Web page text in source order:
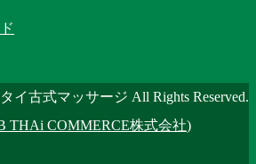
イ古式マッサージ All Rights Reserved.
THAi COMMERCE株式会社)